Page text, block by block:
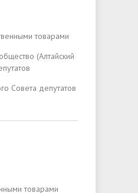
товарами
(Алтайский
Совета депутатов
товарами